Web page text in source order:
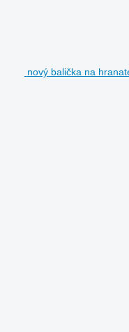
nový balička na